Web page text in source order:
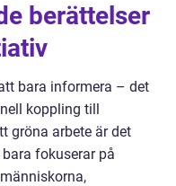
berättelser
bara informera – det
koppling till
gröna arbete är det
fokuserar på